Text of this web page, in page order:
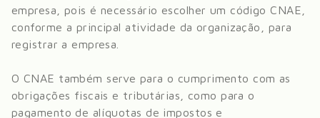
empresa, pois é necessário escolher um código CNAE,
conforme a principal atividade da organização, para
registrar a empresa.
O CNAE também serve para o cumprimento com as
obrigações fiscais e tributárias, como para o
pagamento de alíquotas de impostos e